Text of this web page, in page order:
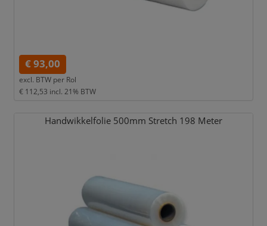
€ 93,00
excl. BTW per Rol
€ 112,53 incl. 21% BTW
Handwikkelfolie 500mm Stretch 198 Meter